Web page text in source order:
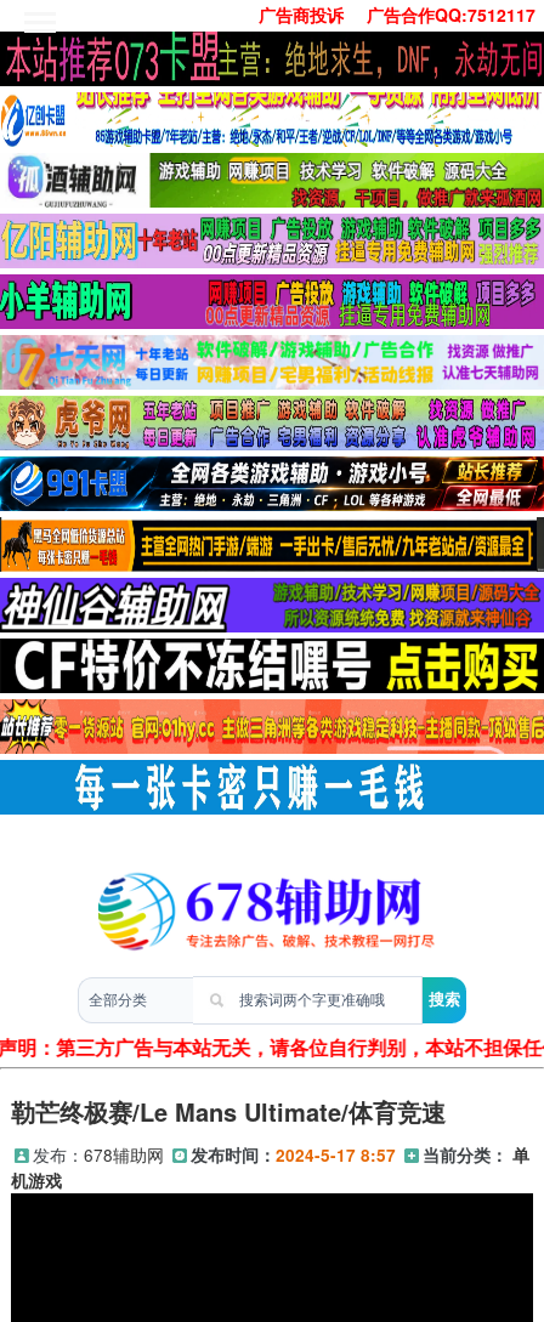
广告商投诉 广告合作QQ:7512117
首页
技术学习
安卓绿化
单机游戏
社交娱乐
系统工具
活动线报
常用办公
源码收集
值得一看
两性情感
明：第三方广告与本站无关，请各位自行判别，本站不担保
勒芒终极赛/Le Mans Ultimate/体育竞速
发布： 678辅助网 发布时间： 2024-5-17 8:57 当前分类： 单
机游戏